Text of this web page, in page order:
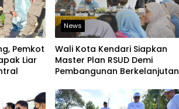
Pemkot
Liar
News
Wali Kota Kendari Siapkan
Master Plan RSUD Demi
Pembangunan Berkelanjutan